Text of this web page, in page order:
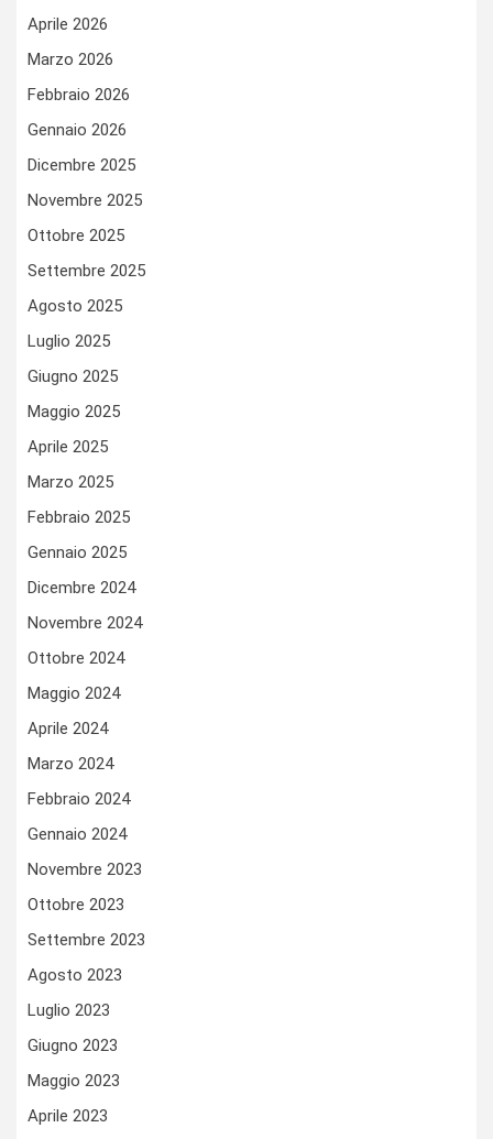
Aprile 2026
Marzo 2026
Febbraio 2026
Gennaio 2026
Dicembre 2025
Novembre 2025
Ottobre 2025
Settembre 2025
Agosto 2025
Luglio 2025
Giugno 2025
Maggio 2025
Aprile 2025
Marzo 2025
Febbraio 2025
Gennaio 2025
Dicembre 2024
Novembre 2024
Ottobre 2024
Maggio 2024
Aprile 2024
Marzo 2024
Febbraio 2024
Gennaio 2024
Novembre 2023
Ottobre 2023
Settembre 2023
Agosto 2023
Luglio 2023
Giugno 2023
Maggio 2023
Aprile 2023